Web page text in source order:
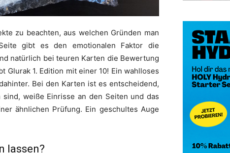
zu beachten, aus welchen Gründen man
gibt es den emotionalen Faktor die
natürlich bei teuren Karten die Bewertung
Glurak 1. Edition mit einer 10! Ein wahlloses
Bei den Karten ist es entscheidend,
weiße Einrisse an den Seiten und das
ähnlichen Prüfung. Ein geschultes Auge
lassen?